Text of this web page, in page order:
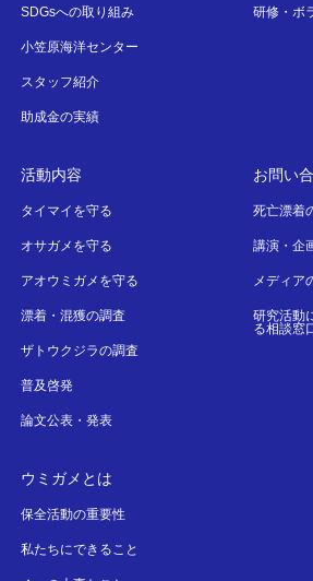
SDGsへの取り組み
小笠原海洋センター
スタッフ紹介
助成金の実績
研修・ボ
活動内容
タイマイを守る
オサガメを守る
アオウミガメを守る
漂着・混獲の調査
ザトウクジラの調査
普及啓発
論文公表・発表
お問い
死亡漂着
講演・企
メディア
研究活動
る相談窓
ウミガメとは
保全活動の重要性
私たちにできること